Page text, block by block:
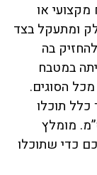
או
ומתעקל בצד
בה
במטבח
הסוגים.
כלל תוכלו
שף באורכים שבין 35-12 ס”מ. מומלץ
כדי שתוכלו